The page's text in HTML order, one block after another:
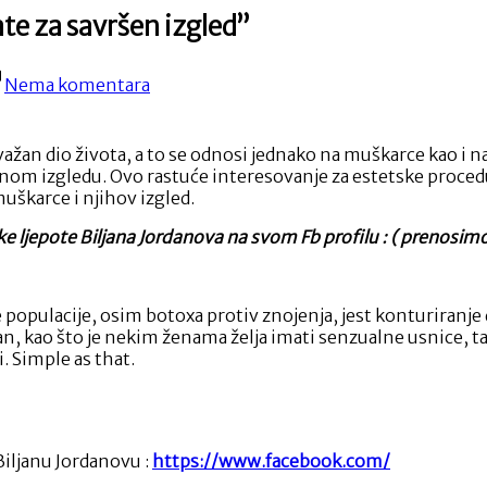
za savršen izgled”
Nema komentara
“Muškarci
biraju
estetske
zahvate
savršen
dio života, a to se odnosi jednako na muškarce kao i
izgledu. Ovo rastuće interesovanje za estetske
i njihov izgled.
Biljana Jordanova na svom Fb profilu : (
osim botoxa protiv znojenja, jest konturiranje
kao što je nekim ženama želja imati senzualne usnice,
Simple as that.
Jordanovu : https://www.facebook.com/